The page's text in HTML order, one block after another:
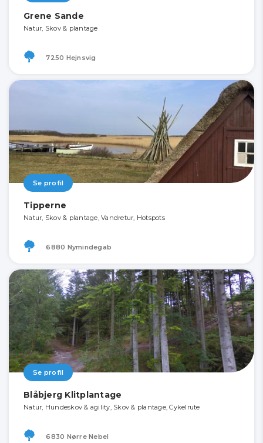
Grene Sande
Natur, Skov & plantage
7250 Hejnsvig
Se profil
Tipperne
Natur, Skov & plantage, Vandretur, Hotspots
6880 Nymindegab
Se profil
Blåbjerg Klitplantage
Natur, Hundeskov & agility, Skov & plantage, Cykelrute
6830 Nørre Nebel